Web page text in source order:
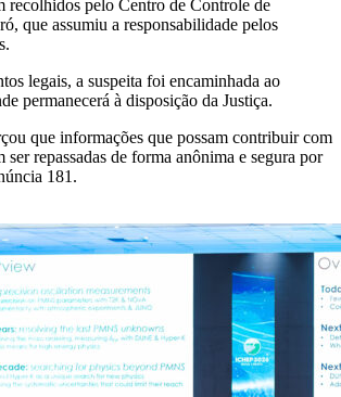
recolhidos pelo Centro de Controle de
que assumiu a responsabilidade pelos
legais, a suspeita foi encaminhada ao
permanecerá à disposição da Justiça.
que informações que possam contribuir com
ser repassadas de forma anônima e segura por
181.